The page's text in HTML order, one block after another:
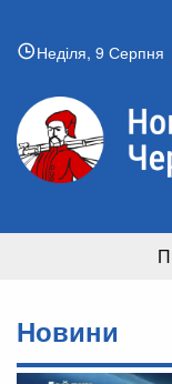
Неділя, 9 Серпня
Новини